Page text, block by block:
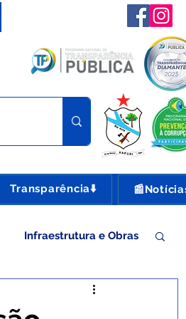
Transparência⬇️
Infraestrutura e Obras